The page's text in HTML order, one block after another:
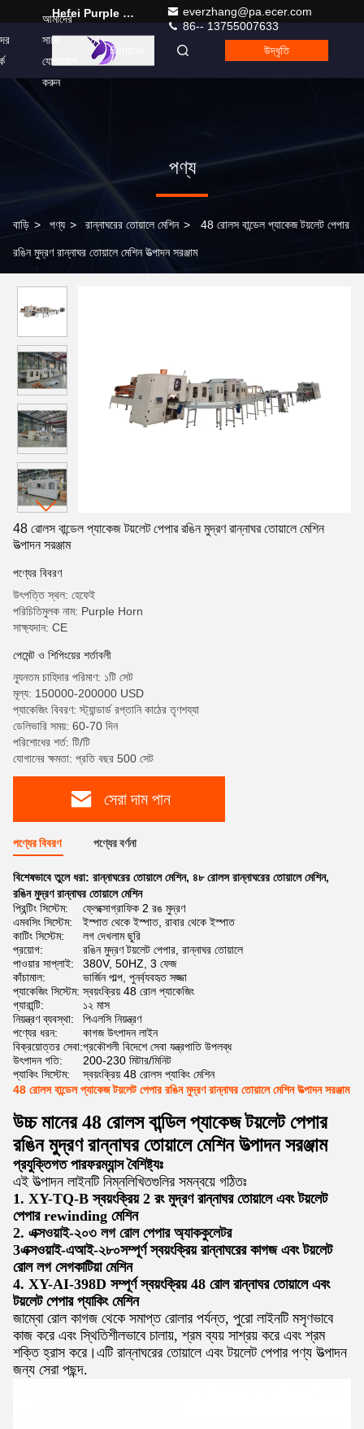
Hefei Purple Horn E-Commerce Co., Ltd.
everzhang@pa.ecer.com
86-- 13755007633
আমাদের
সাথে
যোগাযোগ
করুন
Bengali উদ্ধৃতি
পণ্য
বাড়ি > পণ্য > রান্নাঘরের তোয়ালে মেশিন > 48 রোলস বান্ডেল প্যাকেজ টয়লেট পেপার
রঙিন মুদ্রণ রান্নাঘর তোয়ালে মেশিন উত্পাদন সরঞ্জাম
48 রোলস বান্ডেল প্যাকেজ টয়লেট পেপার রঙিন মুদ্রণ রান্নাঘর তোয়ালে মেশিন
উত্পাদন সরঞ্জাম
পণ্যের বিবরণ
উৎপত্তি স্থল: হেফেই
পরিচিতিমুলক নাম: Purple Horn
সাক্ষ্যদান: CE
পেমেন্ট ও শিপিংয়ের শর্তাবলী
ন্যূনতম চাহিদার পরিমাণ: ১টি সেট
মূল্য: 150000-200000 USD
প্যাকেজিং বিবরণ: স্ট্যান্ডার্ড রপ্তানি কাঠের তৃণশয্যা
ডেলিভারি সময়: 60-70 দিন
পরিশোধের শর্ত: টি/টি
যোগানের ক্ষমতা: প্রতি বছর 500 সেট
সেরা দাম পান
পণ্যের বিবরণ পণ্যের বর্ণনা
বিশেষভাবে তুলে ধরা: রান্নাঘরের তোয়ালে মেশিন, ৪৮ রোলস রান্নাঘরের তোয়ালে মেশিন,
রঙিন মুদ্রণ রান্নাঘর তোয়ালে মেশিন
প্রিন্টিং সিস্টেম:
ফ্লেক্সোগ্রাফিক 2 রঙ মুদ্রণ
এমবসিং সিস্টেম:
ইস্পাত থেকে ইস্পাত, রাবার থেকে ইস্পাত
কাটিং সিস্টেম:
লগ দেখলাম ছুরি
প্রয়োগ:
রঙিন মুদ্রণ টয়লেট পেপার, রান্নাঘর তোয়ালে
পাওয়ার সাপ্লাই:
380V, 50HZ, 3 ফেজ
কাঁচামাল:
ভার্জিন পাল্প, পুনর্ব্যবহৃত সজ্জা
প্যাকেজিং সিস্টেম: স্বয়ংক্রিয় 48 রোল প্যাকেজিং
গ্যারান্টি:
১২ মাস
নিয়ন্ত্রণ ব্যবস্থা:
পিএলসি নিয়ন্ত্রণ
পণ্যের ধরন:
কাগজ উৎপাদন লাইন
বিক্রয়োত্তর সেবা:প্রকৌশলী বিদেশে সেবা যন্ত্রপাতি উপলব্ধ
উৎপাদন গতি:
200-230 মিটার/মিনিট
প্যাকিং সিস্টেম:
স্বয়ংক্রিয় 48 রোলস প্যাকিং মেশিন
48 রোলস বান্ডেল প্যাকেজ টয়লেট পেপার রঙিন মুদ্রণ রান্নাঘর তোয়ালে মেশিন উত্পাদন সরঞ্জাম
উচ্চ মানের 48 রোলস বান্ডিল প্যাকেজ টয়লেট পেপার
রঙিন মুদ্রণ রান্নাঘর তোয়ালে মেশিন উত্পাদন সরঞ্জাম
প্রযুক্তিগত পারফরম্যান্স বৈশিষ্ট্যঃ
এই উত্পাদন লাইনটি নিম্নলিখিতগুলির সমন্বয়ে গঠিতঃ
1. XY-TQ-B স্বয়ংক্রিয় 2 রং মুদ্রণ রান্নাঘর তোয়ালে এবং টয়লেট
পেপার rewinding মেশিন
2. এক্সওয়াই-২০৩ লগ রোল পেপার অ্যাককুলেটর
3এক্সওয়াই-এআই-২৮০সম্পূর্ণ স্বয়ংক্রিয় রান্নাঘরের কাগজ এবং টয়লেট
রোল লগ সেগকাটিয়া মেশিন
4. XY-AI-398D সম্পূর্ণ স্বয়ংক্রিয় 48 রোল রান্নাঘর তোয়ালে এবং
টয়লেট পেপার প্যাকিং মেশিন
জাম্বো রোল কাগজ থেকে সমাপ্ত রোলার পর্যন্ত, পুরো লাইনটি মসৃণভাবে
কাজ করে এবং স্থিতিশীলভাবে চালায়, শ্রম ব্যয় সাশ্রয় করে এবং শ্রম
শক্তি হ্রাস করে।এটি রান্নাঘরের তোয়ালে এবং টয়লেট পেপার পণ্য উত্পাদন
জন্য সেরা পছন্দ.